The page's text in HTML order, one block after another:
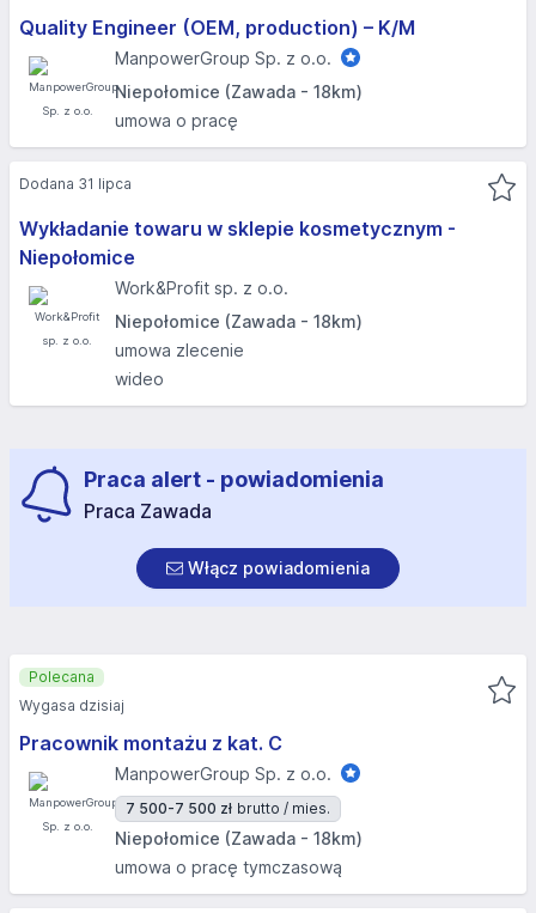
Quality Engineer (OEM, production) – K/M
ManpowerGroup Sp. z o.o.
Niepołomice (Zawada - 18km)
umowa o pracę
Wykładanie towaru w sklepie kosmetycznym -
Niepołomice
Work&Profit sp. z o.o.
Niepołomice (Zawada - 18km)
umowa zlecenie
wideo
Dodana 31 lipca
Praca alert - powiadomienia
Praca Zawada
Włącz powiadomienia
Pracownik montażu z kat. C
ManpowerGroup Sp. z o.o.
7 500-7 500 zł brutto / mies.
Niepołomice (Zawada - 18km)
umowa o pracę tymczasową
Polecana
Wygasa dzisiaj